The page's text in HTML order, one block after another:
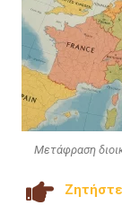
Μετάφραση